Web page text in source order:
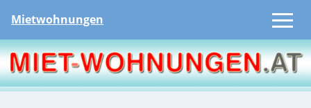
Mietwohnungen